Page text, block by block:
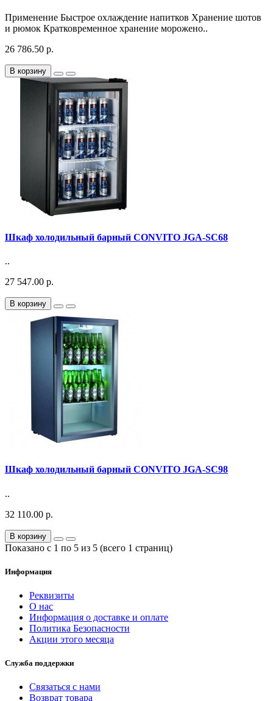
Применение Быстрое охлаждение напитков Хранение шотов
и рюмок Кратковременное хранение морожено..
26 786.50 р.
В корзину
Шкаф холодильный барный CONVITO JGA-SC68
..
27 547.00 р.
В корзину
Шкаф холодильный барный CONVITO JGA-SC98
..
32 110.00 р.
В корзину
Показано с 1 по 5 из 5 (всего 1 страниц)
Информация
Реквизиты
О нас
Информация о доставке и оплате
Политика Безопасности
Акции этого месяца
Служба поддержки
Связаться с нами
Возврат товара